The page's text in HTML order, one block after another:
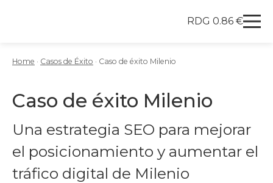
Skip to content
Redegal. Agencia de Marketing digital y desarrollo
RDG 0.86 €
Home · Casos de Éxito · Caso de éxito Milenio
Caso de éxito Milenio
Una estrategia SEO para mejorar
el posicionamiento y aumentar el
tráfico digital de Milenio